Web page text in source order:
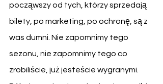
począwszy od tych, którzy sprzedają
bilety, po marketing, po ochronę, są z
was dumni. Nie zapomnimy tego
sezonu, nie zapomnimy tego co
zrobiliście, już jesteście wygranymi.